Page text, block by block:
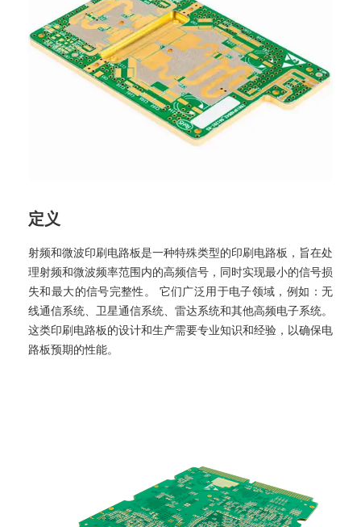
定义
射频和微波印刷电路板是一种特殊类型的印刷电路板，旨在处
理射频和微波频率范围内的高频信号，同时实现最小的信号损
失和最大的信号完整性。 它们广泛用于电子领域，例如：无
线通信系统、卫星通信系统、雷达系统和其他高频电子系统。
这类印刷电路板的设计和生产需要专业知识和经验，以确保电
路板预期的性能。